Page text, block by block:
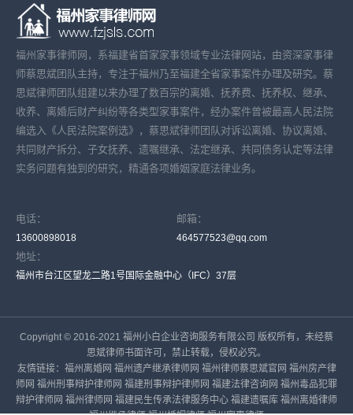
福州家事律师网，系福建省首家家事领域专业法律网站，由资深家事律
师蔡思斌团队主持，专注于福州乃至福建全省家事案件办理及研究。蔡
思斌律师团队组建以来办理了数百宗的离婚、抚养费、抚养权、继承、
收养、离婚后财产纠纷等各类型家事案件，经办案件曾被最高人民法院
编选入《人民法院案例选》，蔡思斌律师团队对诉讼离婚、协议离婚、
共同财产拆分、子女抚养、遗嘱继承、法定继承、共同债务认定等法律
实务问题有独到的研究，精通各项婚姻家庭法律业务。
电话：
13600898018
邮箱：
464577523@qq.com
地址：
福州市台江区望龙二路1号国际金融中心（IFC）37层
Copyright © 2016-2021 福州小白企业咨询服务有限公司 版权所有，未经蔡
思斌律师书面许可，禁止转载，侵权必究。
友情链接： 福州离婚网 福州遗产继承律师网 福州律师蔡思斌官网 福州房产律
师网 福州刑事辩护律师网 福建刑事辩护律师网 福建法律咨询网 福州毒品犯罪
辩护律师网 福州律师网 福建民生传承法律服务中心 福建遗嘱库 福州离婚律师